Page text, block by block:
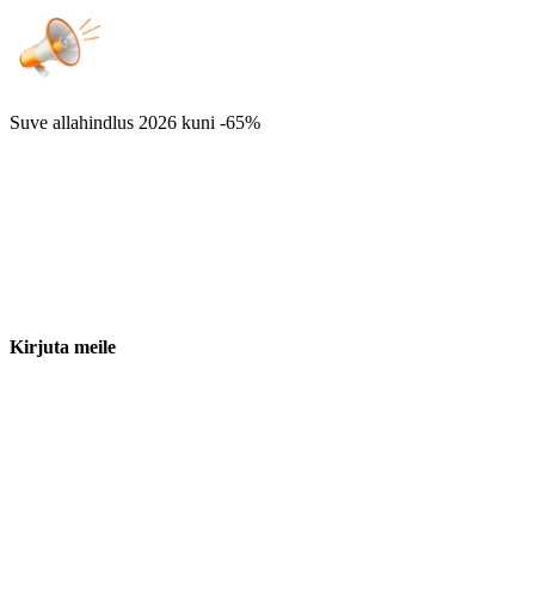
Suve allahindlus 2026 kuni -65%
Kirjuta meile